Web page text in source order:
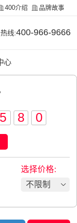
400介绍 品牌故事
线:400-966-9666
心
选择价格:
不限制